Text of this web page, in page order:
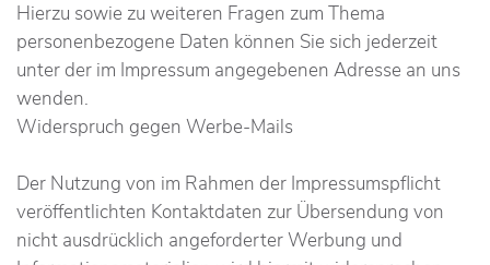
Hierzu sowie zu weiteren Fragen zum Thema
personenbezogene Daten können Sie sich jederzeit
unter der im Impressum angegebenen Adresse an uns
wenden.
Widerspruch gegen Werbe-Mails
Der Nutzung von im Rahmen der Impressumspflicht
veröffentlichten Kontaktdaten zur Übersendung von
nicht ausdrücklich angeforderter Werbung und